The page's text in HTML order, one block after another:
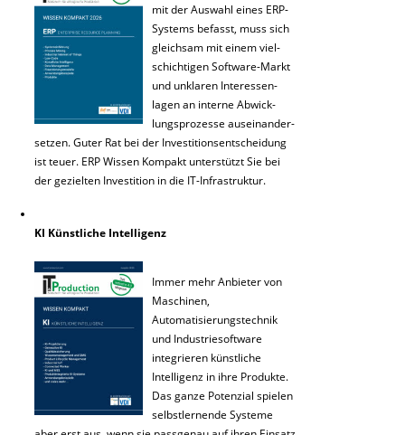
mit der Auswahl eines ERP-
Systems befasst, muss sich
gleichsam mit einem viel-
schichtigen Software-Markt
und unklaren Interessen-
lagen an interne Abwick-
lungsprozesse auseinander-
setzen. Guter Rat bei der Investitionsentscheidung
ist teuer. ERP Wissen Kompakt unterstützt Sie bei
der gezielten Investition in die IT-Infrastruktur.
KI Künstliche Intelligenz
Immer mehr Anbieter von
Maschinen,
Automatisierungstechnik
und Industriesoftware
integrieren künstliche
Intelligenz in ihre Produkte.
Das ganze Potenzial spielen
selbstlernende Systeme